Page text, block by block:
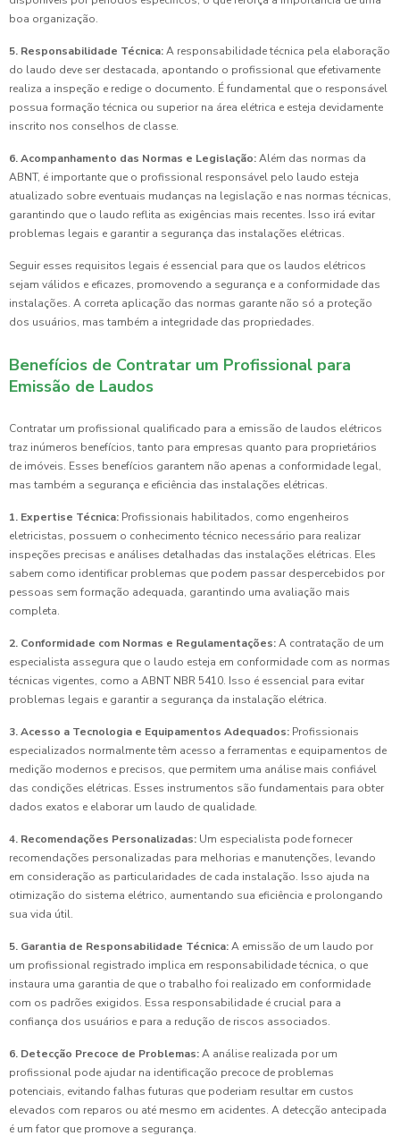
boa organização.
5. Responsabilidade Técnica:A responsabilidade técnica pela elaboração
do laudo deve ser destacada, apontando o profissional que efetivamente
realiza a inspeção e redige o documento. É fundamental que o responsável
possua formação técnica ou superior na área elétrica e esteja devidamente
inscrito nos conselhos de classe.
6. Acompanhamento das Normas e Legislação:Além das normas da
ABNT, é importante que o profissional responsável pelo laudo esteja
atualizado sobre eventuais mudanças na legislação e nas normas técnicas,
garantindo que o laudo reflita as exigências mais recentes. Isso irá evitar
problemas legais e garantir a segurança das instalações elétricas.
Seguir esses requisitos legais é essencial para que os laudos elétricos
sejam válidos e eficazes, promovendo a segurança e a conformidade das
instalações. A correta aplicação das normas garante não só a proteção
dos usuários, mas também a integridade das propriedades.
Benefícios de Contratar um Profissional para
Emissão de Laudos
Contratar um profissional qualificado para a emissão de laudos elétricos
traz inúmeros benefícios, tanto para empresas quanto para proprietários
de imóveis. Esses benefícios garantem não apenas a conformidade legal,
mas também a segurança e eficiência das instalações elétricas.
1. Expertise Técnica: Profissionais habilitados, como engenheiros
eletricistas, possuem o conhecimento técnico necessário para realizar
inspeções precisas e análises detalhadas das instalações elétricas. Eles
sabem como identificar problemas que podem passar despercebidos por
pessoas sem formação adequada, garantindo uma avaliação mais
completa.
2. Conformidade com Normas e Regulamentações:A contratação de um
especialista assegura que o laudo esteja em conformidade com as normas
técnicas vigentes, como a ABNT NBR 5410. Isso é essencial para evitar
problemas legais e garantir a segurança da instalação elétrica.
3. Acesso a Tecnologia e Equipamentos Adequados: Profissionais
especializados normalmente têm acesso a ferramentas e equipamentos de
medição modernos e precisos, que permitem uma análise mais confiável
das condições elétricas. Esses instrumentos são fundamentais para obter
dados exatos e elaborar um laudo de qualidade.
4. Recomendações Personalizadas: Um especialista pode fornecer
recomendações personalizadas para melhorias e manutenções, levando
em consideração as particularidades de cada instalação. Isso ajuda na
otimização do sistema elétrico, aumentando sua eficiência e prolongando
sua vida útil.
5. Garantia de Responsabilidade Técnica:A emissão de um laudo por
um profissional registrado implica em responsabilidade técnica, o que
instaura uma garantia de que o trabalho foi realizado em conformidade
com os padrões exigidos. Essa responsabilidade é crucial para a
confiança dos usuários e para a redução de riscos associados.
6. Detecção Precoce de Problemas:A análise realizada por um
profissional pode ajudar na identificação precoce de problemas
potenciais, evitando falhas futuras que poderiam resultar em custos
elevados com reparos ou até mesmo em acidentes. A detecção antecipada
é um fator que promove a segurança.